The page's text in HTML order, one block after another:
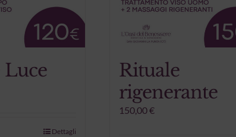
Luce
Dettagli
Rituale
rigenerante
150,00€